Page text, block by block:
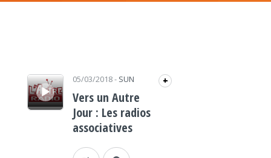
Lecteur audio 05/03/2018- SUN +
Vers un Autre
Jour : Les radios
associatives